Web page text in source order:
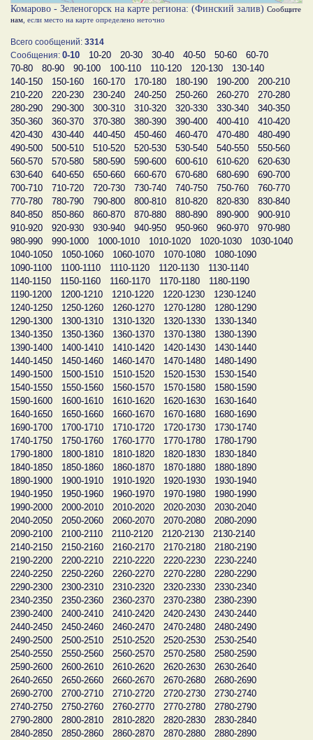
Комарово - Зеленогорск на карте региона: (Финский залив) Сообщите
нам , если место на карте определено неточно
Всего сообщений: 3314
Сообщения: 0-10 10-20 20-30 30-40 40-50 50-60
60-70
70-80
80-90 90-100 100-110 110-120 120-130
130-140
140-150
150-160 160-170 170-180 180-190 190-200
200-210
210-220
220-230 230-240 240-250 250-260 260-270
270-280
280-290
290-300 300-310 310-320 320-330 330-340
340-350
350-360
360-370 370-380 380-390 390-400 400-410
410-420
420-430
430-440 440-450 450-460 460-470 470-480
480-490
490-500
500-510 510-520 520-530 530-540 540-550
550-560
560-570
570-580 580-590 590-600 600-610 610-620
620-630
630-640
640-650 650-660 660-670 670-680 680-690
690-700
700-710
710-720 720-730 730-740 740-750 750-760
760-770
770-780
780-790 790-800 800-810 810-820 820-830
830-840
840-850
850-860 860-870 870-880 880-890 890-900
900-910
910-920
920-930 930-940 940-950 950-960 960-970
970-980
980-990
990-1000 1000-1010 1010-1020 1020-1030
1030-1040
1040-1050
1050-1060 1060-1070 1070-1080
1080-1090
1090-1100
1100-1110 1110-1120 1120-1130
1130-1140
1140-1150
1150-1160 1160-1170 1170-1180
1180-1190
1190-1200
1200-1210 1210-1220 1220-1230
1230-1240
1240-1250
1250-1260 1260-1270 1270-1280
1280-1290
1290-1300
1300-1310 1310-1320 1320-1330
1330-1340
1340-1350
1350-1360 1360-1370 1370-1380
1380-1390
1390-1400
1400-1410 1410-1420 1420-1430
1430-1440
1440-1450
1450-1460 1460-1470 1470-1480
1480-1490
1490-1500
1500-1510 1510-1520 1520-1530
1530-1540
1540-1550
1550-1560 1560-1570 1570-1580
1580-1590
1590-1600
1600-1610 1610-1620 1620-1630
1630-1640
1640-1650
1650-1660 1660-1670 1670-1680
1680-1690
1690-1700
1700-1710 1710-1720 1720-1730
1730-1740
1740-1750
1750-1760 1760-1770 1770-1780
1780-1790
1790-1800
1800-1810 1810-1820 1820-1830
1830-1840
1840-1850
1850-1860 1860-1870 1870-1880
1880-1890
1890-1900
1900-1910 1910-1920 1920-1930
1930-1940
1940-1950
1950-1960 1960-1970 1970-1980
1980-1990
1990-2000
2000-2010 2010-2020 2020-2030
2030-2040
2040-2050
2050-2060 2060-2070 2070-2080
2080-2090
2090-2100
2100-2110 2110-2120 2120-2130
2130-2140
2140-2150
2150-2160 2160-2170 2170-2180
2180-2190
2190-2200
2200-2210 2210-2220 2220-2230
2230-2240
2240-2250
2250-2260 2260-2270 2270-2280
2280-2290
2290-2300
2300-2310 2310-2320 2320-2330
2330-2340
2340-2350
2350-2360 2360-2370 2370-2380
2380-2390
2390-2400
2400-2410 2410-2420 2420-2430
2430-2440
2440-2450
2450-2460 2460-2470 2470-2480
2480-2490
2490-2500
2500-2510 2510-2520 2520-2530
2530-2540
2540-2550
2550-2560 2560-2570 2570-2580
2580-2590
2590-2600
2600-2610 2610-2620 2620-2630
2630-2640
2640-2650
2650-2660 2660-2670 2670-2680
2680-2690
2690-2700
2700-2710 2710-2720 2720-2730
2730-2740
2740-2750
2750-2760 2760-2770 2770-2780
2780-2790
2790-2800
2800-2810 2810-2820 2820-2830
2830-2840
2840-2850
2850-2860 2860-2870 2870-2880
2880-2890